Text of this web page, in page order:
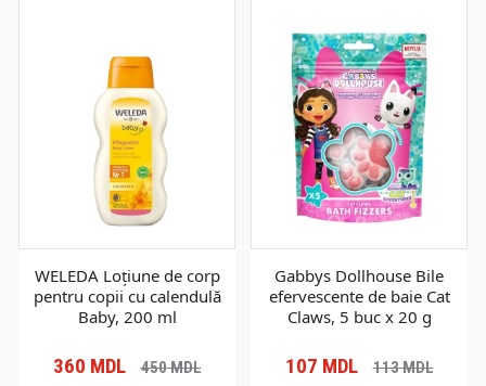
WELEDA Loțiune de corp
pentru copii cu calendulă
Baby, 200 ml
360 MDL 450MDL
Gabbys Dollhouse Bile
efervescente de baie Cat
Claws, 5 buc x 20 g
107 MDL 113MDL